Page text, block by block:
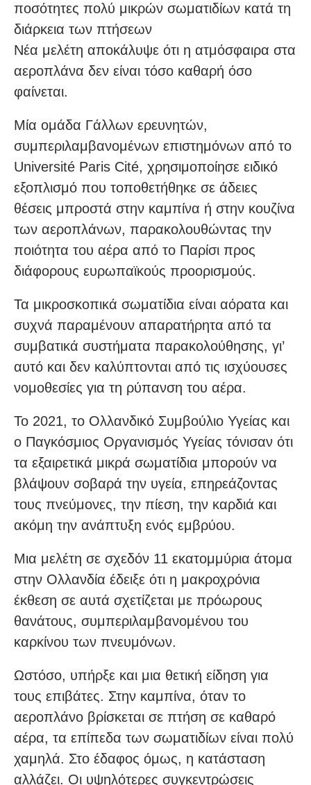
ποσότητες πολύ μικρών σωματιδίων κατά τη
διάρκεια των πτήσεων
Νέα μελέτη αποκάλυψε ότι η ατμόσφαιρα στα
αεροπλάνα δεν είναι τόσο καθαρή όσο
φαίνεται.
Μία ομάδα Γάλλων ερευνητών,
συμπεριλαμβανομένων επιστημόνων από το
Université Paris Cité, χρησιμοποίησε ειδικό
εξοπλισμό που τοποθετήθηκε σε άδειες
θέσεις μπροστά στην καμπίνα ή στην κουζίνα
των αεροπλάνων, παρακολουθώντας την
ποιότητα του αέρα από το Παρίσι προς
διάφορους ευρωπαϊκούς προορισμούς.
Τα μικροσκοπικά σωματίδια είναι αόρατα και
συχνά παραμένουν απαρατήρητα από τα
συμβατικά συστήματα παρακολούθησης, γι’
αυτό και δεν καλύπτονται από τις ισχύουσες
νομοθεσίες για τη ρύπανση του αέρα.
Το 2021, το Ολλανδικό Συμβούλιο Υγείας και
ο Παγκόσμιος Οργανισμός Υγείας τόνισαν ότι
τα εξαιρετικά μικρά σωματίδια μπορούν να
βλάψουν σοβαρά την υγεία, επηρεάζοντας
τους πνεύμονες, την πίεση, την καρδιά και
ακόμη την ανάπτυξη ενός εμβρύου.
Μια μελέτη σε σχεδόν 11 εκατομμύρια άτομα
στην Ολλανδία έδειξε ότι η μακροχρόνια
έκθεση σε αυτά σχετίζεται με πρόωρους
θανάτους, συμπεριλαμβανομένου του
καρκίνου των πνευμόνων.
Ωστόσο, υπήρξε και μια θετική είδηση για
τους επιβάτες. Στην καμπίνα, όταν το
αεροπλάνο βρίσκεται σε πτήση σε καθαρό
αέρα, τα επίπεδα των σωματιδίων είναι πολύ
χαμηλά. Στο έδαφος όμως, η κατάσταση
αλλάζει. Οι υψηλότερες συγκεντρώσεις